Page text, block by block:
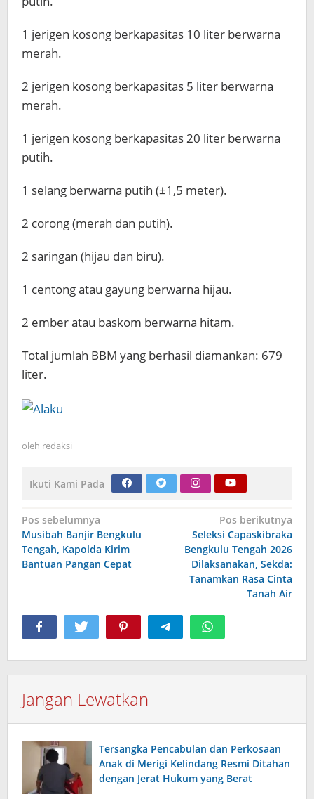
1 jerigen kosong berkapasitas 10 liter berwarna
merah.
2 jerigen kosong berkapasitas 5 liter berwarna
merah.
1 jerigen kosong berkapasitas 20 liter berwarna
putih.
1 selang berwarna putih (±1,5 meter).
2 corong (merah dan putih).
2 saringan (hijau dan biru).
1 centong atau gayung berwarna hijau.
2 ember atau baskom berwarna hitam.
Total jumlah BBM yang berhasil diamankan: 679
liter.
oleh redaksi
Ikuti Kami Pada
Navigasi
pos
Pos sebelumnya
Musibah Banjir Bengkulu
Tengah, Kapolda Kirim
Bantuan Pangan Cepat
Pos berikutnya
Seleksi Capaskibraka
Bengkulu Tengah 2026
Dilaksanakan, Sekda:
Tanamkan Rasa Cinta
Tanah Air
Jangan Lewatkan
Tersangka Pencabulan dan Perkosaan
Anak di Merigi Kelindang Resmi Ditahan
dengan Jerat Hukum yang Berat